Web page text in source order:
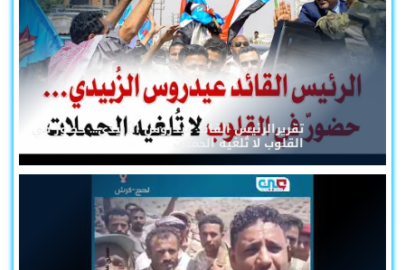
تقريرالرئيس القائد عيدروس الزُبيدي... حضورٌ في
القلوب لا تُلغيه الحملات